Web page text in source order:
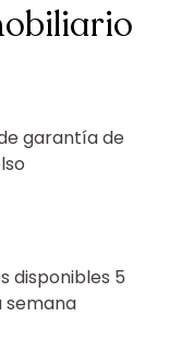
garantía de
disponibles 5
semana